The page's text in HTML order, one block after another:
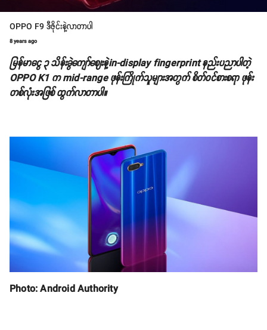
OPPO F9 ဒီဇိုင်းနဲ့လာတာပါ
8 years ago
မြန်မာငွေ ၃ သိန်းခွဲကျော်ဈေးနဲ့in-display fingerprint နည်းပညာပါတဲ့
OPPO K1 က mid-range ဖုန်းကြိုက်သူများအတွက် စိတ်ဝင်စားစရာ ဖုန်း
တစ်လုံးအဖြစ် ထွက်လာတာပါ။
Photo: Android Authority